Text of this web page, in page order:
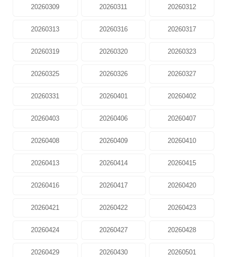
20260309 20260311 20260312
20260313 20260316 20260317
20260319 20260320 20260323
20260325 20260326 20260327
20260331 20260401 20260402
20260403 20260406 20260407
20260408 20260409 20260410
20260413 20260414 20260415
20260416 20260417 20260420
20260421 20260422 20260423
20260424 20260427 20260428
20260429 20260430 20260501